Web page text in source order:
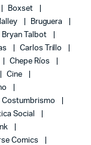
Boxset
Bruguera
Bryan Talbot
Carlos Trillo
Chepe Ríos
Cine
Costumbrismo
Social
Comics